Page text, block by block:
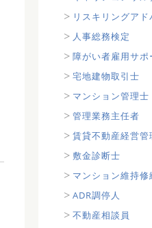
リスキリングアド
人事総務検定
障がい者雇用サポ
宅地建物取引士
マンション管理士
管理業務主任者
賃貸不動産経営管
敷金診断士
マンション維持修
ADR調停人
不動産相談員